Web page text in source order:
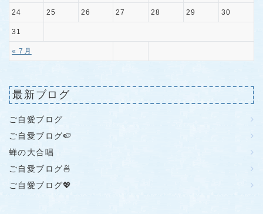
« 7月
24 25 26 27 28 29 30
31
最新ブログ
ご自愛ブログ
ご自愛ブログ🍉
蝉の大合唱
ご自愛ブログ🍜
ご自愛ブログ💖